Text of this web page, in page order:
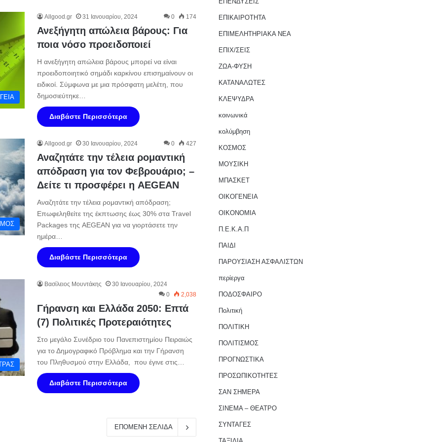
Allgood.gr 31 Ιανουαρίου, 2024 0 174
Ανεξήγητη απώλεια βάρους: Για
ποια νόσο προειδοποιεί
Η ανεξήγητη απώλεια βάρους μπορεί να είναι
προειδοποιητικό σημάδι καρκίνου επισημαίνουν οι
ειδικοί. Σύμφωνα με μια πρόσφατη μελέτη, που
δημοσιεύτηκε…
Διαβάστε Περισσότερα
Allgood.gr 30 Ιανουαρίου, 2024 0 427
Αναζητάτε την τέλεια ρομαντική
απόδραση για τον Φεβρουάριο; –
Δείτε τι προσφέρει η AEGEAN
Αναζητάτε την τέλεια ρομαντική απόδραση;
Επωφεληθείτε της έκπτωσης έως 30% στα Travel
Packages της AEGEAN για να γιορτάσετε την
ημέρα…
Διαβάστε Περισσότερα
Βασίλειος Μουντάκης
30 Ιανουαρίου, 2024
0
2,038
Γήρανση και Ελλάδα 2050: Επτά
(7) Πολιτικές Προτεραιότητες
Στο μεγάλο Συνέδριο του Πανεπιστημίου Πειραιώς
για το Δημογραφικό Πρόβλημα και την Γήρανση
του Πληθυσμού στην Ελλάδα, που έγινε στις…
Διαβάστε Περισσότερα
ΕΠΟΜΕΝΗ ΣΕΛΙΔΑ
ΕΠΙΚΑΙΡΟΤΗΤΑ
ΕΠΙΜΕΛΗΤΗΡΙΑΚΑ ΝΕΑ
ΕΠΙΧ/ΣΕΙΣ
ΖΩΑ-ΦΥΣΗ
ΚΑΤΑΝΑΛΩΤΕΣ
ΚΛΕΨΥΔΡΑ
κοινωνικά
κολύμβηση
ΚΟΣΜΟΣ
ΜΟΥΣΙΚΗ
ΜΠΑΣΚΕΤ
ΟΙΚΟΓΕΝΕΙΑ
ΟΙΚΟΝΟΜΙΑ
Π.Ε.Κ.Α.Π
ΠΑΙΔΙ
ΠΑΡΟΥΣΙΑΣΗ ΑΣΦΑΛΙΣΤΩΝ
περίεργα
ΠΟΔΟΣΦΑΙΡΟ
Πολιτική
ΠΟΛΙΤΙΚΗ
ΠΟΛΙΤΙΣΜΟΣ
ΠΡΟΓΝΩΣΤΙΚΑ
ΠΡΟΣΩΠΙΚΟΤΗΤΕΣ
ΣΑΝ ΣΗΜΕΡΑ
ΣΙΝΕΜΑ – ΘΕΑΤΡΟ
ΣΥΝΤΑΓΕΣ